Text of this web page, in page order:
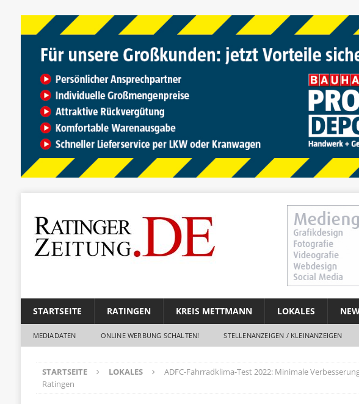
STARTSEITE RATINGEN KREIS METTMANN LOKALES
MEDIADATEN ONLINE WERBUNG SCHALTEN! STELLENANZEIGEN / KLEINANZEIGEN
STARTSEITE LOKALES
ADFC-Fahrradklima-Test 2022: Minimale
Ratingen